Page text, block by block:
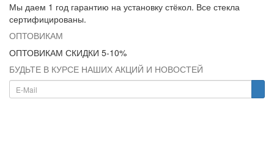
Мы даем 1 год гарантию на установку стёкол. Все стекла
сертифицированы.
ОПТОВИКАМ
ОПТОВИКАМ СКИДКИ 5-10%
БУДЬТЕ В КУРСЕ НАШИХ АКЦИЙ И НОВОСТЕЙ